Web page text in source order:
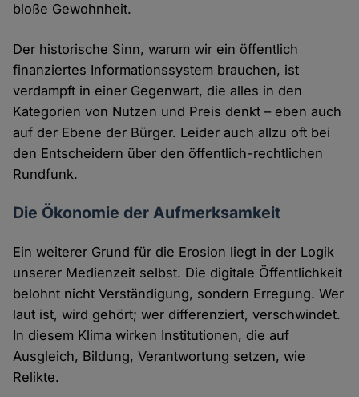
bloße Gewohnheit.
Der historische Sinn, warum wir ein öffentlich
finanziertes Informationssystem brauchen, ist
verdampft in einer Gegenwart, die alles in den
Kategorien von Nutzen und Preis denkt – eben auch
auf der Ebene der Bürger. Leider auch allzu oft bei
den Entscheidern über den öffentlich-rechtlichen
Rundfunk.
Die Ökonomie der Aufmerksamkeit
Ein weiterer Grund für die Erosion liegt in der Logik
unserer Medienzeit selbst. Die digitale Öffentlichkeit
belohnt nicht Verständigung, sondern Erregung. Wer
laut ist, wird gehört; wer differenziert, verschwindet.
In diesem Klima wirken Institutionen, die auf
Ausgleich, Bildung, Verantwortung setzen, wie
Relikte.